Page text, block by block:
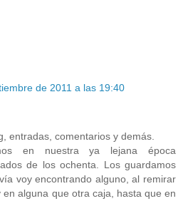
de 2011 a las 19:40
entradas, comentarios y demás.
en nuestra ya lejana época
de los ochenta. Los guardamos
voy encontrando alguno, al remirar
alguna que otra caja, hasta que en